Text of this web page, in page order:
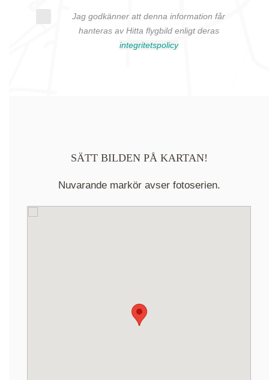
Jag godkänner att denna information får
hanteras av Hitta flygbild enligt deras
integritetspolicy
SÄTT BILDEN PÅ KARTAN!
Nuvarande markör avser fotoserien.